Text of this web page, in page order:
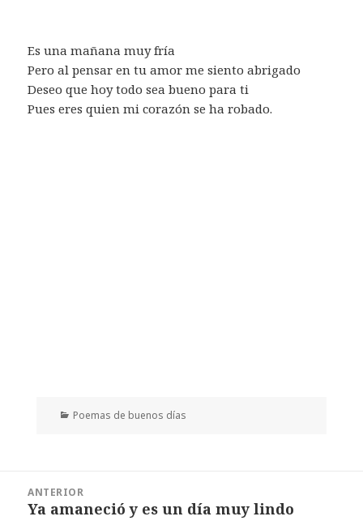
Es una mañana muy fría
Pero al pensar en tu amor me siento abrigado
Deseo que hoy todo sea bueno para ti
Pues eres quien mi corazón se ha robado.
Categorías
Poemas de buenos días
entradas
ANTERIOR
Entrada
Ya amaneció y es un día muy lindo